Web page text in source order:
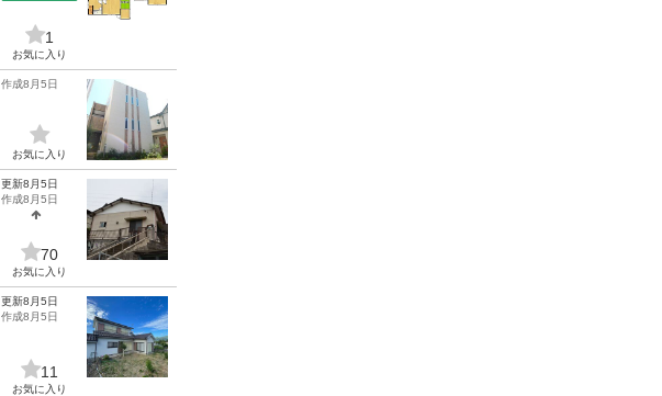
1
お気に入り
作成8月5日
お気に入り
更新8月5日
作成8月5日
70
お気に入り
更新8月5日
作成8月5日
11
お気に入り